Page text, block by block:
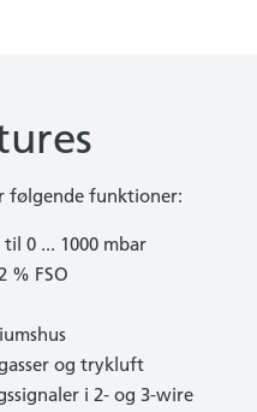
følgende funktioner:
0 ... 1000 mbar
% FSO
og trykluft
i 2- og 3-wire